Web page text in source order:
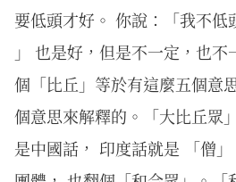
要低頭才好。 你說：「我不低
」 也是好，但是不一定，也
個「比丘」等於有這麼五個意
個意思來解釋的。「大比丘眾
是中國話， 印度話就是 「僧